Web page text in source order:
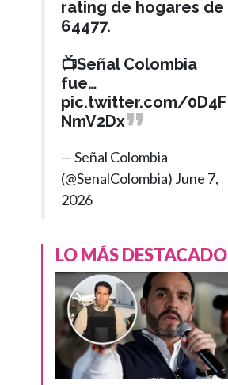
rating de hogares de
64477.
📺Señal Colombia
fue…
pic.twitter.com/0D4F
NmV2Dx
— Señal Colombia
(@SenalColombia) June 7,
2026
LO MÁS DESTACADO